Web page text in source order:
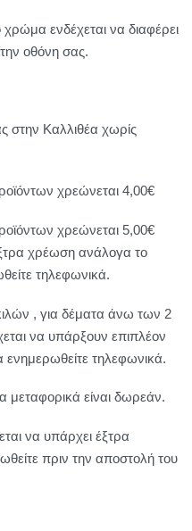
χρώμα ενδέχεται να διαφέρει
οθόνη σας.
στην Καλλιθέα χωρίς
χρεώνεται 4,00€
χρεώνεται 5,00€
χρέωση ανάλογα το
τηλεφωνικά.
, για δέματα άνω των 2
να υπάρξουν επιπλέον
τηλεφωνικά.
μεταφορικά είναι δωρεάν.
να υπάρχει έξτρα
πριν την αποστολή του